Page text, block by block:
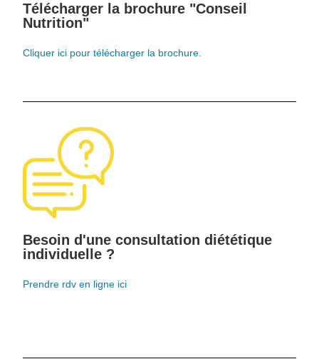
Télécharger la brochure "Conseil
Nutrition"
Cliquer ici pour télécharger la brochure.
Besoin d'une consultation diététique
individuelle ?
Prendre rdv en ligne ici